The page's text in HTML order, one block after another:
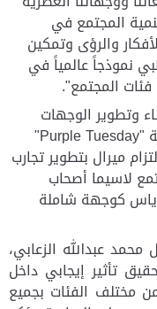
المجتمع في
والرؤى وتمكين
نموذجاً عالمياً في
المجتمع".
وتطوير الوجهات
"
Purple Tuesday
"
ميرال بتطوير تجارب
لاسيما أصحاب
ياس كوجهة شاملة
عبدالله الزعابي،
تأثير إيجابي داخل
مختلف الفئات بجميع